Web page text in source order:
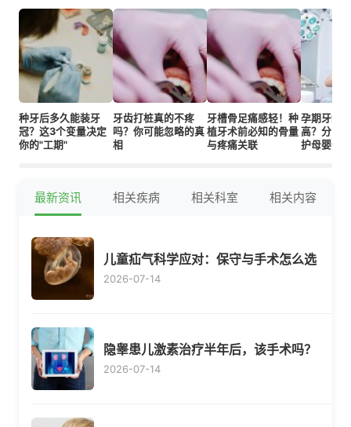
种牙后多久能装牙
冠？这3个变量决定
你的"工期"
牙齿打桩真的不疼
吗？你可能忽略的真
相
牙槽骨足痛感轻！种
植牙术前必知的骨量
与疼痛关联
孕期牙龈
高？分阶
护母婴健康
最新资讯 相关疾病 相关科室 相关内容
儿童疝气科学应对：保守与手术怎么选
2026-07-14
隐睾患儿激素治疗半年后，该手术吗？
2026-07-14